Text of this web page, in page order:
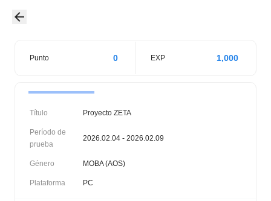
Punto 0 EXP 1,000
Título Proyecto ZETA
Período de
prueba
2026.02.04 - 2026.02.09
Género MOBA (AOS)
Plataforma PC